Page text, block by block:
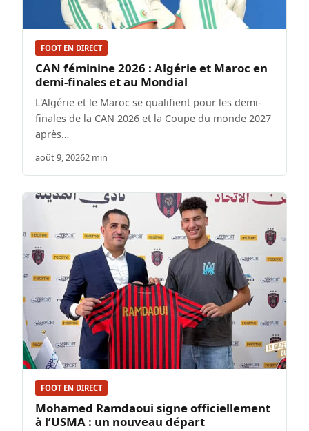
FOOT EN DIRECT
CAN féminine 2026 : Algérie et Maroc en
demi-finales et au Mondial
L'Algérie et le Maroc se qualifient pour les demi-
finales de la CAN 2026 et la Coupe du monde 2027
après…
août 9, 20262 min
FOOT EN DIRECT
Mohamed Ramdaoui signe officiellement
à l’USMA : un nouveau départ